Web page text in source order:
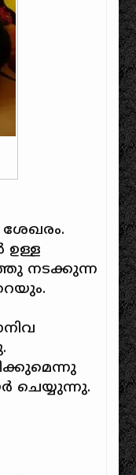
ശേഖരം.
നടക്കുന്ന
ചെയ്യുന്നു.